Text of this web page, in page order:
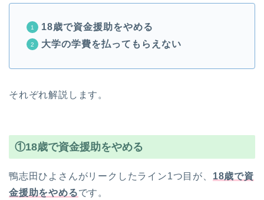
18歳で資金援助をやめる
大学の学費を払ってもらえない
それぞれ解説します。
①18歳で資金援助をやめる
鴨志田ひよさんがリークしたライン1つ目が、 18歳で資
金援助をやめるです。